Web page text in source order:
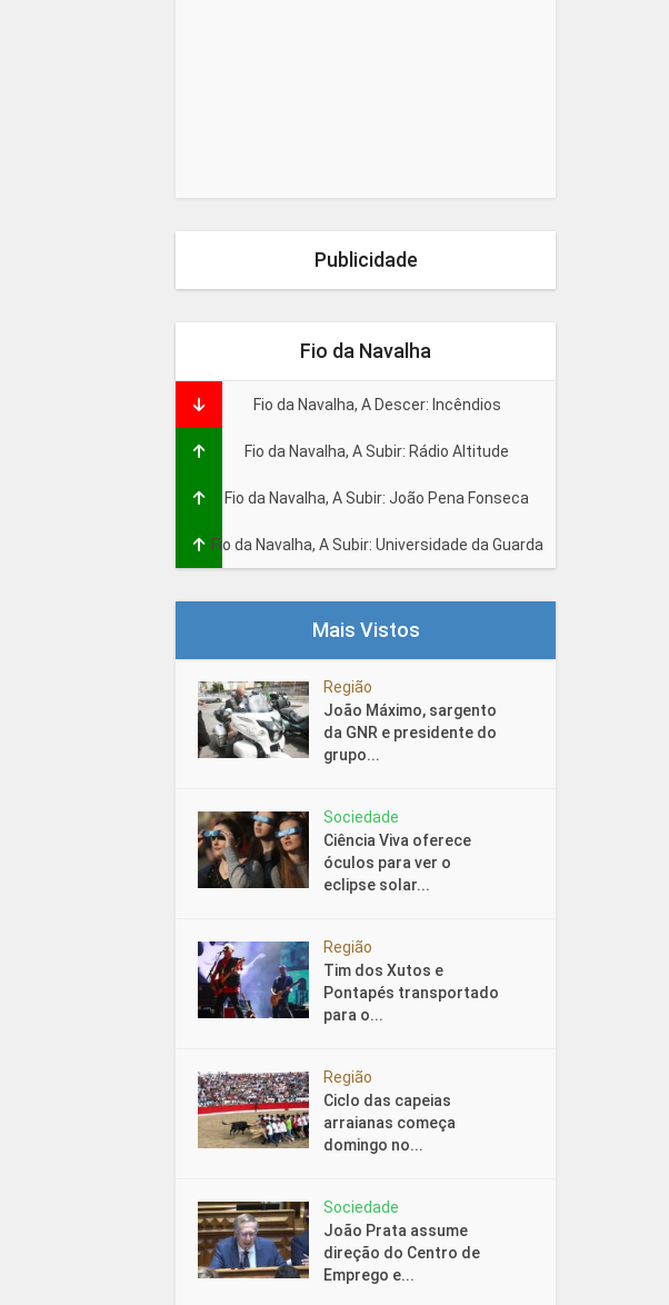
Publicidade
Fio da Navalha
Fio da Navalha, A Descer: Incêndios
Fio da Navalha, A Subir: Rádio Altitude
Fio da Navalha, A Subir: João Pena Fonseca
Fio da Navalha, A Subir: Universidade da Guarda
Mais Vistos
Região
João Máximo, sargento
da GNR e presidente do
grupo...
Sociedade
Ciência Viva oferece
óculos para ver o
eclipse solar...
Região
Tim dos Xutos e
Pontapés transportado
para o...
Região
Ciclo das capeias
arraianas começa
domingo no...
Sociedade
João Prata assume
direção do Centro de
Emprego e...